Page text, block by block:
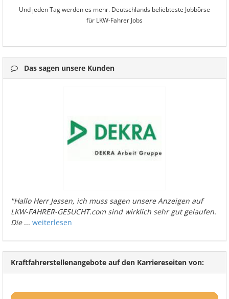
Und jeden Tag werden es mehr. Deutschlands beliebteste Jobbörse
für LKW-Fahrer Jobs
Das sagen unsere Kunden
"Hallo Herr Jessen, ich muss sagen unsere Anzeigen auf
LKW-FAHRER-GESUCHT.com sind wirklich sehr gut gelaufen.
Die... weiterlesen
Kraftfahrerstellenangebote auf den Karriereseiten von: